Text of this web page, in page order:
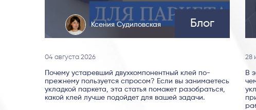
Ксения Судиловская Блог
04 августа 2026
Почему устаревший двухкомпонентный клей по-
прежнему пользуется спросом? Если вы занимаетесь
укладкой паркета, эта статья поможет разобраться,
какой клей лучше подойдет для вашей задачи.
28
В